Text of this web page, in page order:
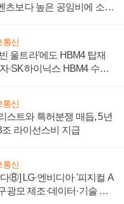
츠보다 높은 공임비에 소비
통신
울트라'에도 HBM4 탑재
·SK하이닉스 HBM4 수율
통신
스트와 특허분쟁 매듭, 5년
조 라이선스비 지급
통신
⑧] LG·엔비디아 '피지컬 A
광모 제조·데이터·기술 결